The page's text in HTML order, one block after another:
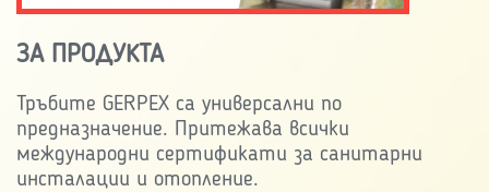
ЗА ПРОДУКТА
Тръбите GERPEX са универсални по
предназначение. Притежава всички
международни сертификати за санитарни
инсталации и отопление.